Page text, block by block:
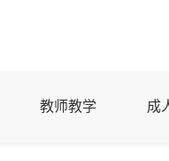
教师教学 成